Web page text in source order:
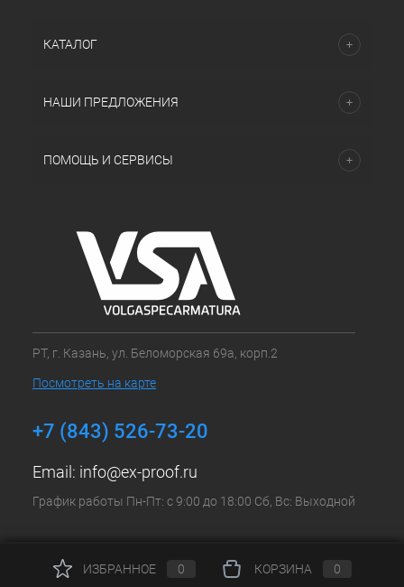
КАТАЛОГ
НАШИ ПРЕДЛОЖЕНИЯ
ПОМОЩЬ И СЕРВИСЫ
РТ, г. Казань, ул. Беломорская 69а, корп.2
Посмотреть на карте
+7 (843) 526-73-20
Email: info@ex-proof.ru
График работы Пн-Пт: с 9:00 до 18:00 Сб, Вс: Выходной
ИЗБРАННОЕ 0 КОРЗИНА 0